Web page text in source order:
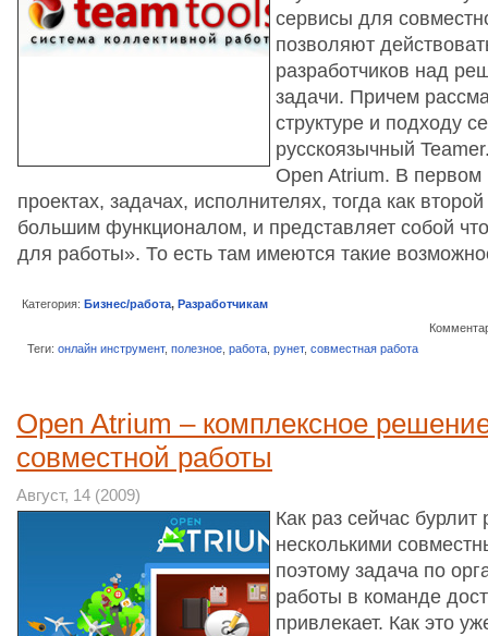
сервисы для
позволяют
разработчиков над
задачи. Причем
структуре и подходу
русскоязычный
Open Atrium. В первом
проектах, задачах, исполнителях, тогда как
большим функционалом, и представляет собой
для работы». То есть там имеются такие
Категория: Бизнес/работа, Разработчикам
Теги: онлайн инструмент, полезное работа рунет, совместная работа
Open Atrium – комплексное
совместной работы
Август, 14 (2009)
Как раз сейчас бурлит
несколькими
поэтому задача по
работы в команде
привлекает. Как это